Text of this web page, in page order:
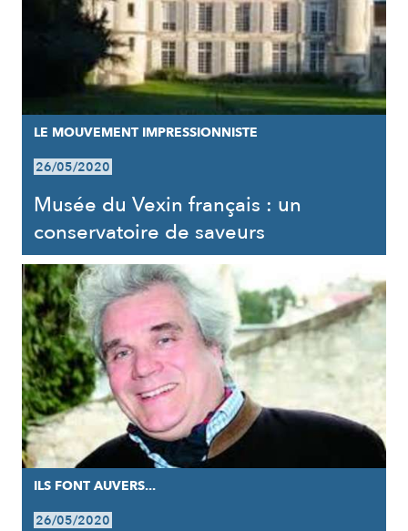
LE MOUVEMENT IMPRESSIONNISTE
26/05/2020
Musée du Vexin français : un
conservatoire de saveurs
ILS FONT AUVERS...
26/05/2020